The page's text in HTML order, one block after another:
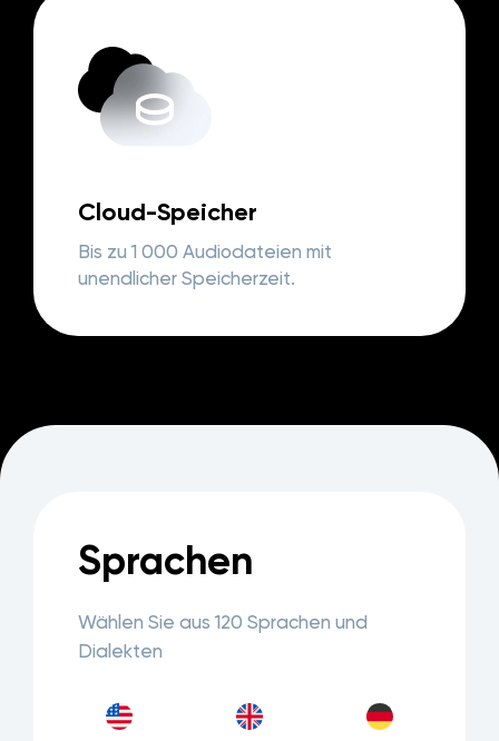
Cloud-Speicher
Bis zu 1 000 Audiodateien mit
unendlicher Speicherzeit.
Sprachen
Wählen Sie aus 120 Sprachen und
Dialekten